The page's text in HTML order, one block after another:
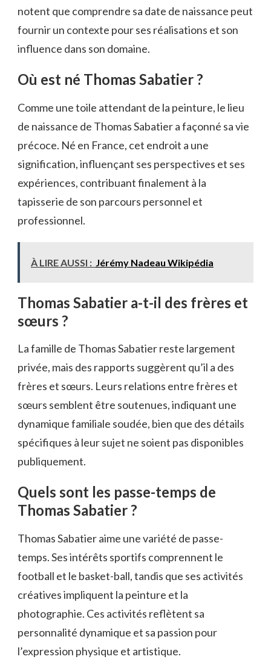
notent que comprendre sa date de naissance peut
fournir un contexte pour ses réalisations et son
influence dans son domaine.
Où est né Thomas Sabatier ?
Comme une toile attendant de la peinture, le lieu
de naissance de Thomas Sabatier a façonné sa vie
précoce. Né en France, cet endroit a une
signification, influençant ses perspectives et ses
expériences, contribuant finalement à la
tapisserie de son parcours personnel et
professionnel.
À LIRE AUSSI : Jérémy Nadeau Wikipédia
Thomas Sabatier a-t-il des frères et
sœurs ?
La famille de Thomas Sabatier reste largement
privée, mais des rapports suggèrent qu’il a des
frères et sœurs. Leurs relations entre frères et
sœurs semblent être soutenues, indiquant une
dynamique familiale soudée, bien que des détails
spécifiques à leur sujet ne soient pas disponibles
publiquement.
Quels sont les passe-temps de
Thomas Sabatier ?
Thomas Sabatier aime une variété de passe-
temps. Ses intérêts sportifs comprennent le
football et le basket-ball, tandis que ses activités
créatives impliquent la peinture et la
photographie. Ces activités reflètent sa
personnalité dynamique et sa passion pour
l’expression physique et artistique.